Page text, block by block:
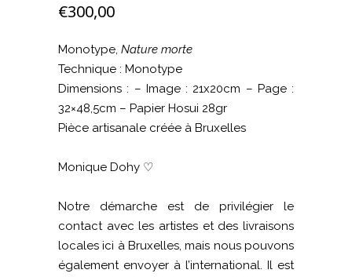
€300,00
Monotype, Nature morte
Technique : Monotype
Dimensions : – Image : 21x20cm – Page :
32×48,5cm – Papier Hosui 28gr
Pièce artisanale créée à Bruxelles
Monique Dohy ♡
Notre démarche est de privilégier le
contact avec les artistes et des livraisons
locales ici à Bruxelles, mais nous pouvons
également envoyer à l’international. Il est